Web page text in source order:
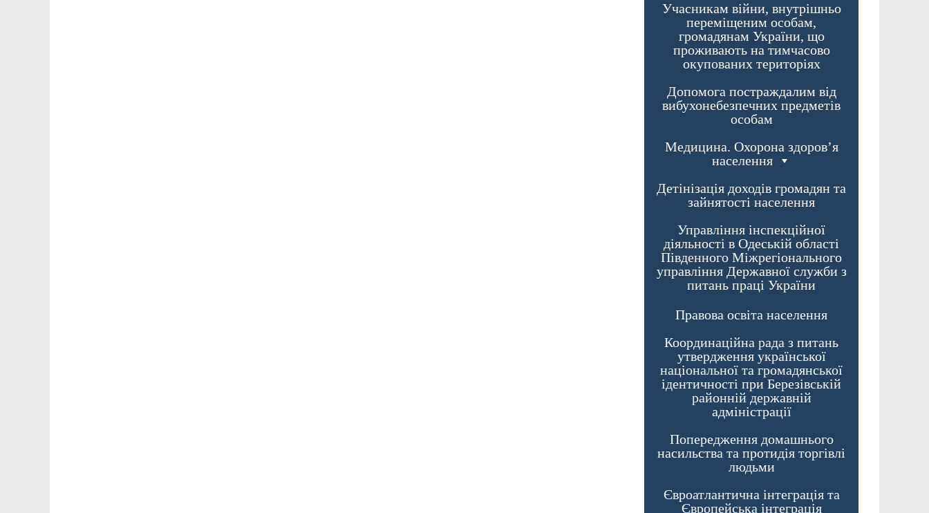
Учасникам війни, внутрішньо
переміщеним особам,
громадянам України, що
проживають на тимчасово
окупованих територіях
Допомога постраждалим від
вибухонебезпечних предметів
особам
Медицина. Охорона здоров’я
населення
Детінізація доходів громадян та
зайнятості населення
Управління інспекційної
діяльності в Одеській області
Південного Міжрегіонального
управління Державної служби з
питань праці України
Правова освіта населення
Координаційна рада з питань
утвердження української
національної та громадянської
ідентичності при Березівській
районній державній
адміністрації
Попередження домашнього
насильства та протидія торгівлі
людьми
Євроатлантична інтеграція та
Європейська інтеграція